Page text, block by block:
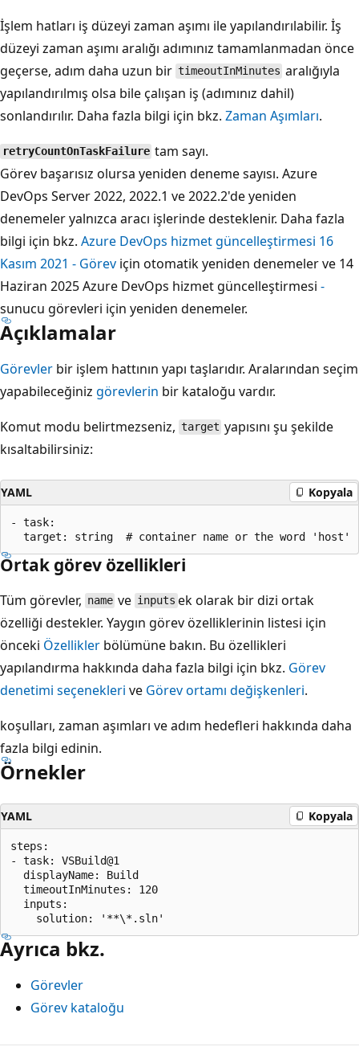
İşlem hatları iş düzeyi zaman aşımı ile yapılandırılabilir. İş
düzeyi zaman aşımı aralığı adımınız tamamlanmadan önce
geçerse, adım daha uzun bir timeoutInMinutes aralığıyla
yapılandırılmış olsa bile çalışan iş (adımınız dahil)
sonlandırılır. Daha fazla bilgi için bkz. Zaman Aşımları.
retryCountOnTaskFailure tam sayı.
Görev başarısız olursa yeniden deneme sayısı. Azure
DevOps Server 2022, 2022.1 ve 2022.2'de yeniden
denemeler yalnızca aracı işlerinde desteklenir. Daha fazla
bilgi için bkz. Azure DevOps hizmet güncelleştirmesi 16
Kasım 2021 - Görev için otomatik yeniden denemeler ve 14
Haziran 2025 Azure DevOps hizmet güncelleştirmesi -
sunucu görevleri için yeniden denemeler.
Açıklamalar
Görevler bir işlem hattının yapı taşlarıdır. Aralarından seçim
yapabileceğiniz görevlerin bir kataloğu vardır.
Komut modu belirtmezseniz, target yapısını şu şekilde
kısaltabilirsiniz:
YAML Kopyala
- task:
Ortak görev özellikleri
Tüm görevler, name ve inputs ek olarak bir dizi ortak
özelliği destekler. Yaygın görev özelliklerinin listesi için
önceki Özellikler bölümüne bakın. Bu özellikleri
yapılandırma hakkında daha fazla bilgi için bkz. Görev
denetimi seçenekleri ve Görev ortamı değişkenleri.
koşulları, zaman aşımları veadım hedefleri hakkında daha
fazla bilgi edinin.
Örnekler
YAML Kopyala
steps:
- task: VSBuild@1
  displayName: Build
  timeoutInMinutes: 120
  inputs:
Ayrıca bkz.
Görevler
Görev kataloğu
Okuma